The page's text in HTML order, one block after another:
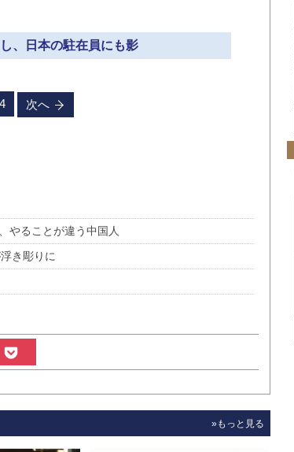
、日本の駐在員にも影
4 次へ
やることが違う中国人
き彫りに
»もっと見る